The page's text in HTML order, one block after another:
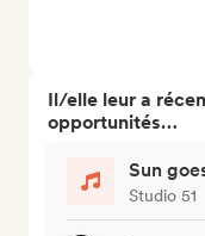
Il/elle leur a
opportunités…
Sun
Studio 51